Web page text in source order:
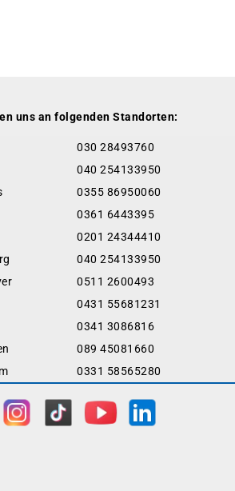
uns an folgenden Standorten:
030 28493760
040 254133950
0355 86950060
0361 6443395
0201 24344410
040 254133950
0511 2600493
0431 55681231
0341 3086816
089 45081660
0331 58565280